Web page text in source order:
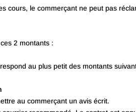
cours, le commerçant ne peut pas
2 montants :
au plus petit des montants
au commerçant un avis écrit.